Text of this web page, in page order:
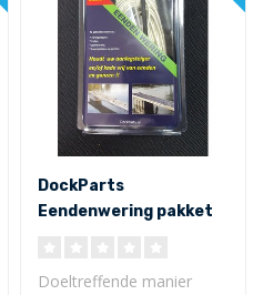
DockParts
Eendenwering pakket
Doeltreffende manier